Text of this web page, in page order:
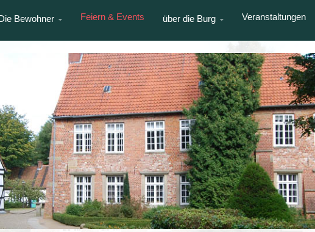
Bewohner Feiern & Events über die Burg Veranstaltungen